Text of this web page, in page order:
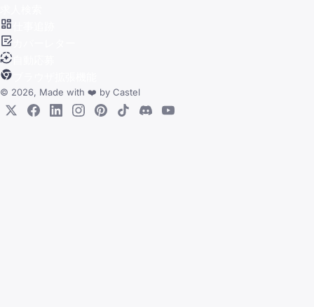
© 2026, Made with ❤️ by Castel